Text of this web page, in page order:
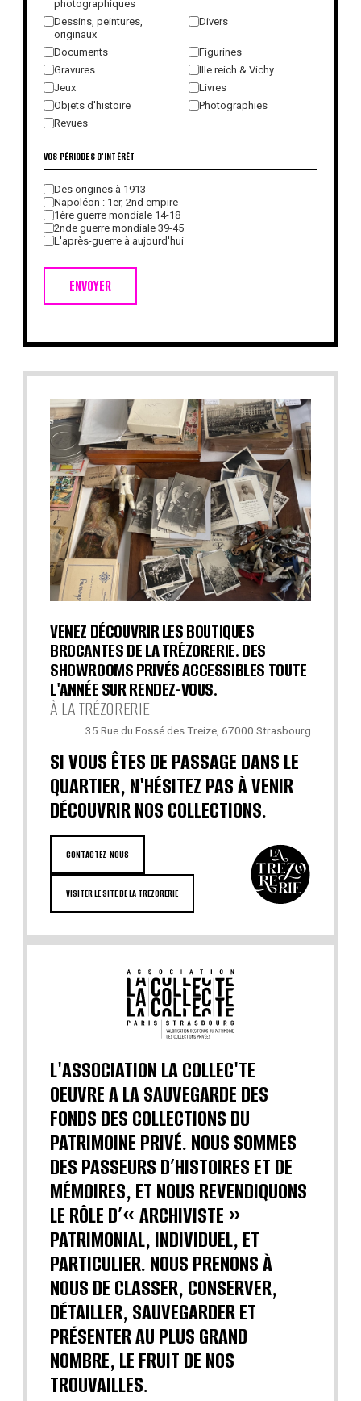
photographiques
Dessins, peintures,
originaux
Divers
Documents
Figurines
Gravures
IIIe reich & Vichy
Jeux
Livres
Objets d'histoire
Photographies
Revues
ENVOYER
VOS PÉRIODES D'INTÉRÊT
Des origines à 1913
Napoléon : 1er, 2nd empire
1ère guerre mondiale 14-18
2nde guerre mondiale 39-45
L'après-guerre à aujourd'hui
VENEZ DÉCOUVRIR LES BOUTIQUES
BROCANTES DE LA TRÉZORERIE. DES
SHOWROOMS PRIVÉS ACCESSIBLES TOUTE
L'ANNÉE SUR RENDEZ-VOUS.
À LA TRÉZORERIE
35 Rue du Fossé des Treize, 67000 Strasbourg
SI VOUS ÊTES DE PASSAGE DANS LE
QUARTIER, N'HÉSITEZ PAS À VENIR
DÉCOUVRIR NOS COLLECTIONS.
CONTACTEZ-NOUS
VISITER LE SITE DE LA TRÉZORERIE
L'ASSOCIATION LA COLLEC'TE
OEUVRE A LA SAUVEGARDE DES
FONDS DES COLLECTIONS DU
PATRIMOINE PRIVÉ. NOUS SOMMES
DES PASSEURS D’HISTOIRES ET DE
MÉMOIRES, ET NOUS REVENDIQUONS
LE RÔLE D’« ARCHIVISTE »
PATRIMONIAL, INDIVIDUEL, ET
PARTICULIER. NOUS PRENONS À
NOUS DE CLASSER, CONSERVER,
DÉTAILLER, SAUVEGARDER ET
PRÉSENTER AU PLUS GRAND
NOMBRE, LE FRUIT DE NOS
TROUVAILLES.